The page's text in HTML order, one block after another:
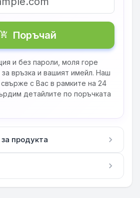
shopping_cart_checkout Поръчай
и без пароли, моля горе
връзка и вашият имейл. Наш
с Вас в рамките на 24
детайлите по поръчката
продукта chevron_right
chevron_right